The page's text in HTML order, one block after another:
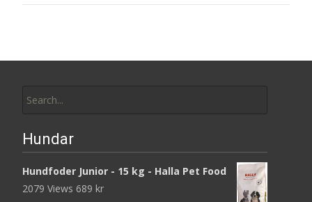
for:
Hundar
Hundfoder Junior - 15 kg - Halla Pet Food
2079 Views 689 kr